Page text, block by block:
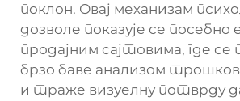
поклон. Овај механизам
дозволе показује се посебно
продајним сајтовима, где
брзо баве анализом
и траже визуелну потврду